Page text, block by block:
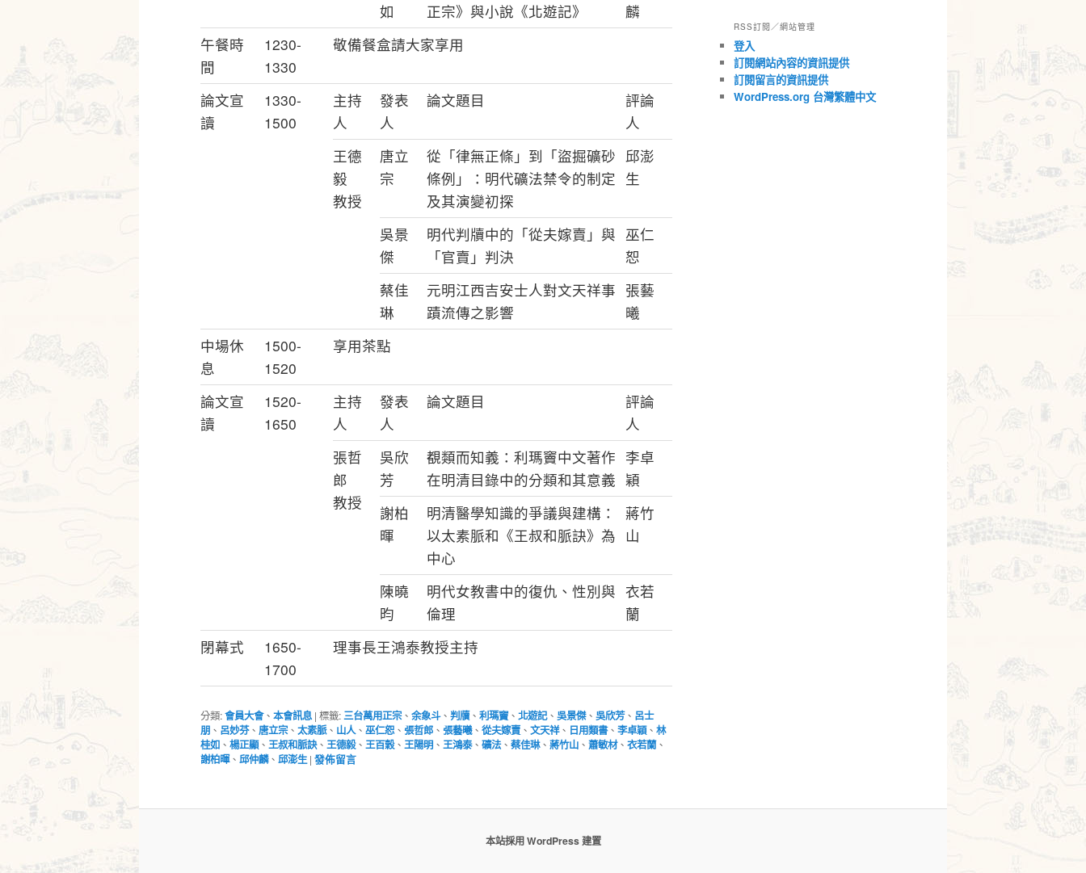
如
正宗》與小說《北遊記》
麟
午餐時
間
1230-
1330
敬備餐盒請大家享用
論文宣
讀
1330-
1500
主持
人
發表
人
論文題目
評論
人
王德
毅
教授
唐立
宗
從「律無正條」到「盜掘礦砂
條例」：明代礦法禁令的制定
及其演變初探
邱澎
生
吳景
傑
明代判牘中的「從夫嫁賣」與
「官賣」判決
巫仁
恕
蔡佳
琳
元明江西吉安士人對文天祥事
蹟流傳之影響
張藝
曦
中場休
息
1500-
1520
享用茶點
論文宣
讀
1520-
1650
主持
人
發表
人
論文題目
評論
人
張哲
郎
教授
吳欣
芳
覩類而知義：利瑪竇中文著作
在明清目錄中的分類和其意義
李卓
穎
謝柏
暉
明清醫學知識的爭議與建構：
以太素脈和《王叔和脈訣》為
中心
蔣竹
山
陳曉
昀
明代女教書中的復仇、性別與
倫理
衣若
蘭
閉幕式
1650-
1700
理事長王鴻泰教授主持
分類:會員大會、 本會訊息 | 標籤:三台萬用正宗、 余象斗、 判牘、 利瑪竇、 北遊記、 吳景傑、 吳欣芳、 呂士
朋 、 呂妙芬、 唐立宗、 太素脈、 山人 、 巫仁恕 、 張哲郎 、 張藝曦、 從夫嫁賣 、 文天祥、 日用類書、 李卓穎、 林
桂如 、 楊正顯、 王叔和脈訣、 王德毅、 王百穀、 王陽明 、 王鴻泰、 礦法、 蔡佳琳、 蔣竹山 、 蕭敏材、 衣若蘭、
謝柏暉、 邱仲麟、 邱澎生 | 發佈留言
RSS訂閱／網站管理
登入
訂閱網站內容的資訊提供
訂閱留言的資訊提供
WordPress.org 台灣繁體中文
本站採用 WordPress 建置